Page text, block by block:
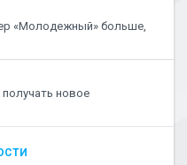
«Молодежный» больше,
новое